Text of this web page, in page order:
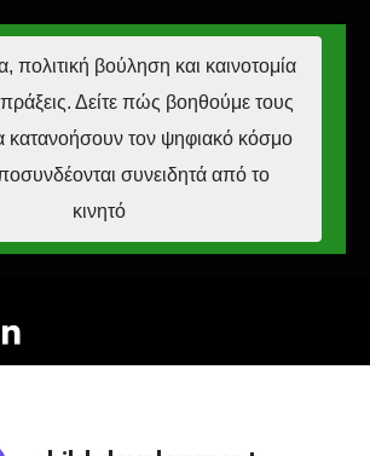
πολιτική βούληση και καινοτομία
Δείτε πώς βοηθούμε τους
κατανοήσουν τον ψηφιακό κόσμο
συνειδητά από το
κινητό